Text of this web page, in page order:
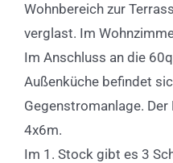
Wohnbereich zur
verglast. Im
Im Anschluss an die
Außenküche befindet
Gegenstromanlage.
4x6m.
Im 1. Stock gibt es 3